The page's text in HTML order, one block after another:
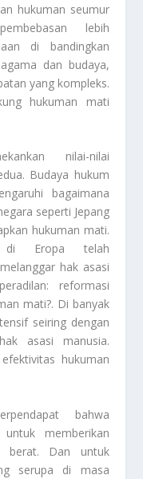
hukuman seumur
lebih
di bandingkan
dan budaya,
yang kompleks.
hukuman mati
nilai-nilai
Budaya hukum
bagaimana
seperti Jepang
hukuman mati.
di Eropa telah
hak asasi
reformasi
mati?. Di banyak
seiring dengan
asasi manusia.
hukuman
bahwa
memberikan
berat. Dan untuk
serupa di masa